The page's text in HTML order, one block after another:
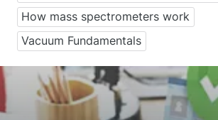
How mass spectrometers work
Vacuum Fundamentals